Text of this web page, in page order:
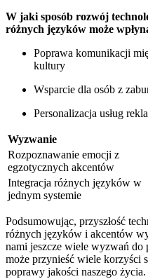
W ‌jaki⁤ sposób rozwój
różnych języków ‌może
Poprawa komunikacji
kultury
Wsparcie dla osób z
Personalizacja usług⁤
Wyzwanie
Rozpoznawanie ‍emocji z
egzotycznych akcentów
Integracja​ różnych języków w
jednym systemie
Podsumowując, przyszłość
różnych języków i‍ akcentów
nami jeszcze⁢ wiele wyzwań
może przynieść wiele ‌korzyści
‌poprawy jakości naszego życia.